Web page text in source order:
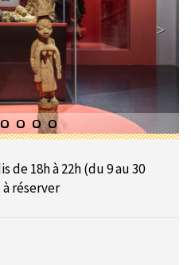
de 18h à 22h (du 9 au 30
réserver